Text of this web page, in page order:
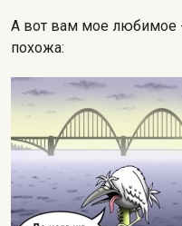
А вот вам мое любимое
похожа: